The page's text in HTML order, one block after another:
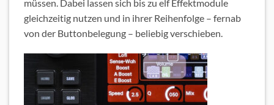
müssen. Dabei lassen sich bis zu elf Effektmodule
gleichzeitig nutzen und in ihrer Reihenfolge – fernab
von der Buttonbelegung – beliebig verschieben.